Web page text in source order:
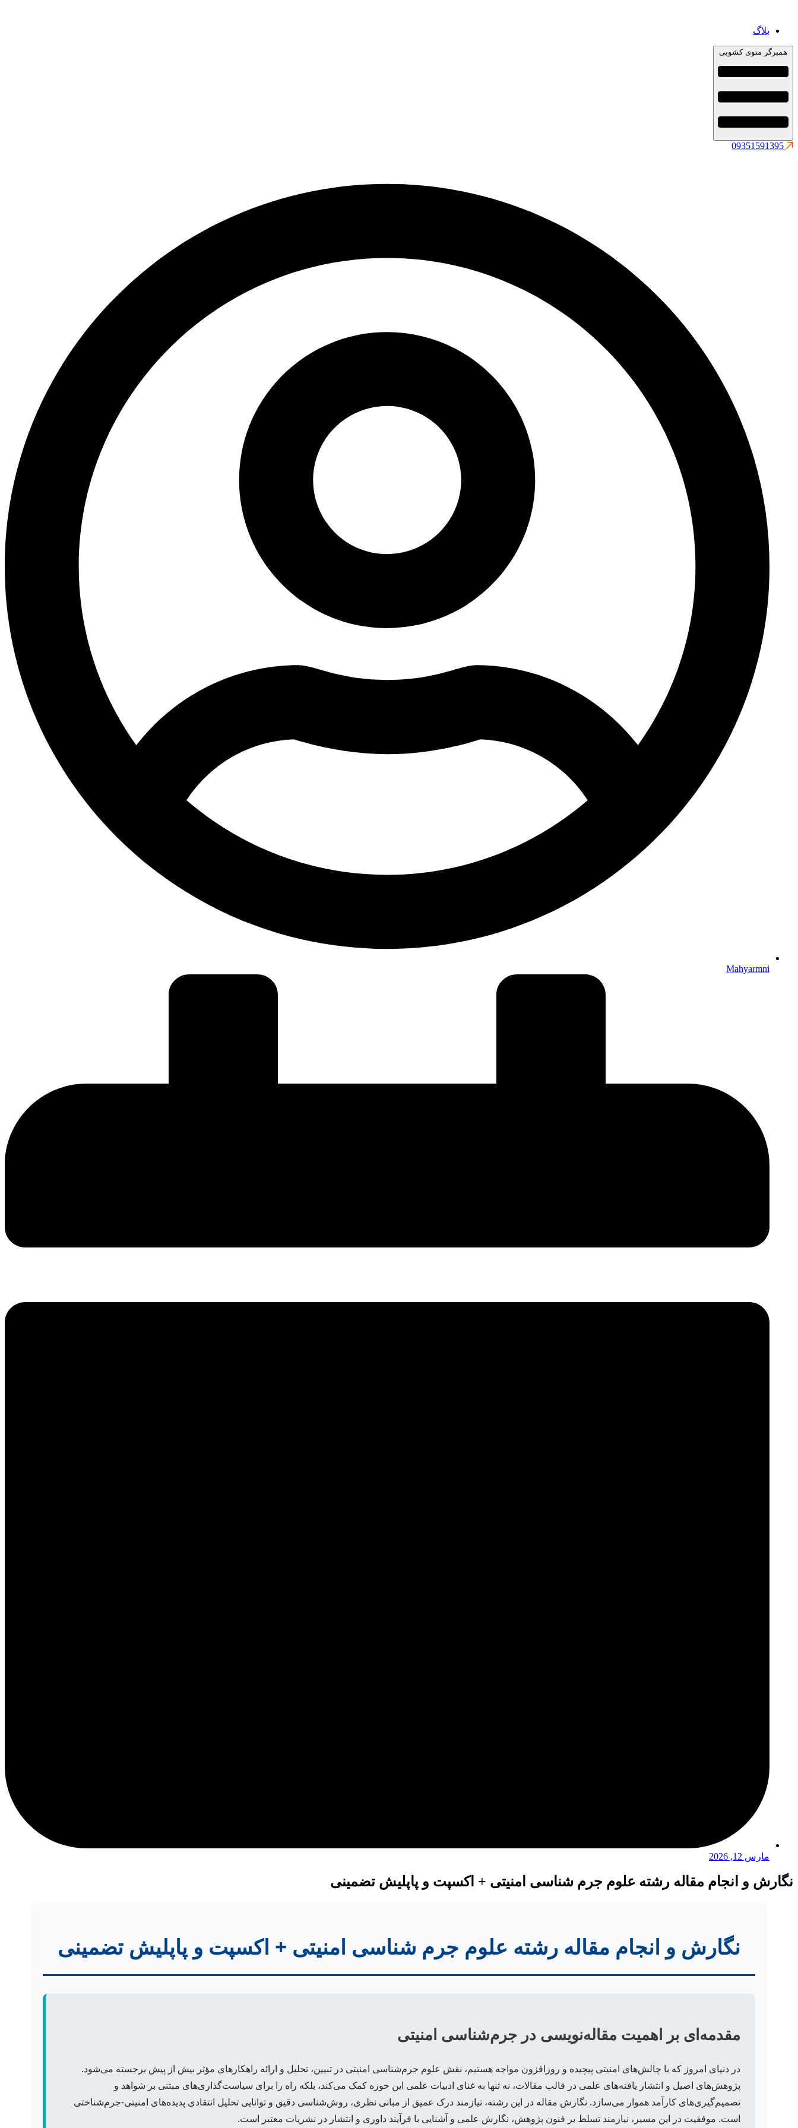
بلاگ
همبرگر منوی کشویی
09351591395
Mahyarmni
مارس 12, 2026
نگارش و انجام مقاله رشته علوم جرم شناسی امنیتی + اکسپت و پاپلیش تضمینی
نگارش و انجام مقاله رشته علوم جرم شناسی امنیتی + اکسپت و پاپلیش تضمینی
مقدمه‌ای بر اهمیت مقاله‌نویسی در جرم‌شناسی امنیتی
در دنیای امروز که با چالش‌های امنیتی پیچیده و روزافزون مواجه هستیم، نقش علوم جرم‌شناسی امنیتی در تبیین، تحلیل و ارائه راهکارهای مؤثر بیش از پیش برجسته می‌شود.
پژوهش‌های اصیل و انتشار یافته‌های علمی در قالب مقالات، نه تنها به غنای ادبیات علمی این حوزه کمک می‌کند، بلکه راه را برای سیاست‌گذاری‌های مبتنی بر شواهد و
تصمیم‌گیری‌های کارآمد هموار می‌سازد. نگارش مقاله در این رشته، نیازمند درک عمیق از مبانی نظری، روش‌شناسی دقیق و توانایی تحلیل انتقادی پدیده‌های امنیتی-جرم‌شناختی
است. موفقیت در این مسیر، نیازمند تسلط بر فنون پژوهش، نگارش علمی و آشنایی با فرآیند داوری و انتشار در نشریات معتبر است.